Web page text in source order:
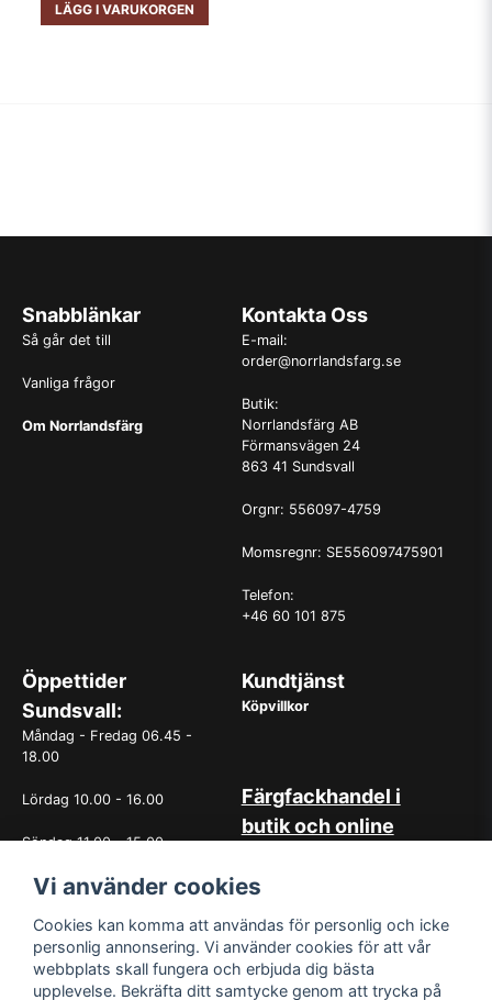
LÄGG I VARUKORGEN
Snabblänkar
Så går det till
Vanliga frågor
Om Norrlandsfärg
Kontakta Oss
E-mail:
order@norrlandsfarg.se
Butik:
Norrlandsfärg AB
Förmansvägen 24
863 41 Sundsvall
Orgnr: 556097-4759
Momsregnr: SE556097475901
Telefon:
+46 60 101 875
Öppettider
Sundsvall:
Måndag - Fredag 06.45 -
18.00
Lördag 10.00 - 16.00
Söndag 11.00 - 15.00
OBS. Avvikande öppettider
Kundtjänst
Köpvillkor
Färgfackhandel i
butik och online
det sedan starten 1965 varit
kundservice. Du kan känna dig
trygg med köp hos oss
oavsett om det är i butiken i
Sundsvall eller online. Det går
Vi använder cookies
Cookies kan komma att användas för personlig och icke
personlig annonsering. Vi använder cookies för att vår
webbplats skall fungera och erbjuda dig bästa
upplevelse. Bekräfta ditt samtycke genom att trycka på